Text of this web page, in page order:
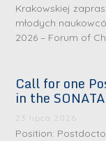
Krakowskiej
młodych
2026 – Forum of
Call for one
in the
23 lipca 2026
Position: